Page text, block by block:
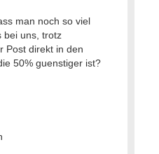
man noch so viel
bei uns, trotz
Post direkt in den
50% guenstiger ist?